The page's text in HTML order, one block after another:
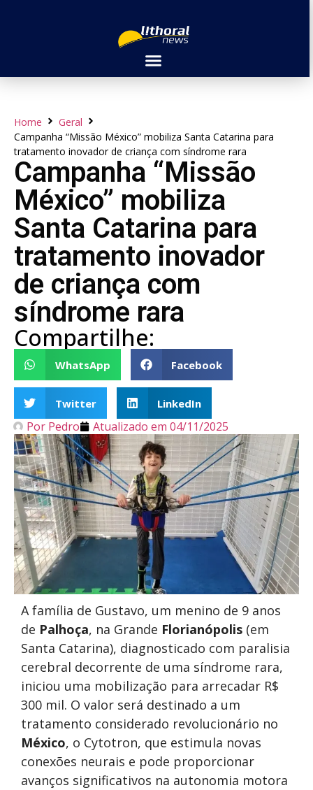
Home
Geral
Campanha “Missão México” mobiliza Santa Catarina para
tratamento inovador de criança com síndrome rara
Campanha “Missão
México” mobiliza
Santa Catarina para
tratamento inovador
de criança com
síndrome rara
Compartilhe:
WhatsApp Facebook
Twitter LinkedIn
Por Pedro Atualizado em 04/11/2025
A família de Gustavo, um menino de 9 anos
de Palhoça, na Grande Florianópolis (em
Santa Catarina), diagnosticado com paralisia
cerebral decorrente de uma síndrome rara,
iniciou uma mobilização para arrecadar R$
300 mil. O valor será destinado a um
tratamento considerado revolucionário no
México, o Cytotron, que estimula novas
conexões neurais e pode proporcionar
avanços significativos na autonomia motora